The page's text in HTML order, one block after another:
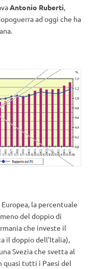
Antonio Ruberti,
ad oggi che ha
la percentuale
del doppio di
che investe il
il doppio dell’Italia),
Svezia che svetta al
quasi tutti i Paesi del